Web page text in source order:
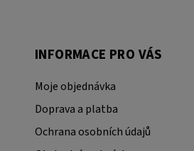
INFORMACE PRO VÁS
Moje objednávka
Doprava a platba
Ochrana osobních údajů